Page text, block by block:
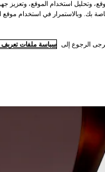
وتحليل استخدام الموقع، وتعزيز
بك. وبالاستمرار في استخدام موقع
الرجوع إلى سياسة ملفات تعريف